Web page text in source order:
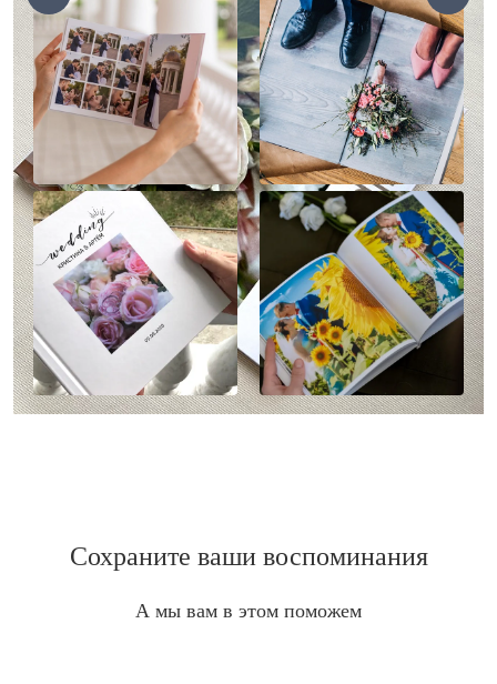
Сохраните ваши воспоминания
А мы вам в этом поможем